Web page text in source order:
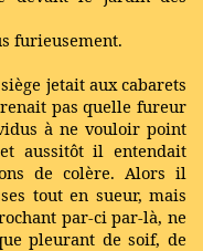
furieusement.
jetait aux cabarets
pas quelle fureur
à ne vouloir point
aussitôt il entendait
de colère. Alors il
tout en sueur, mais
par-ci par-là, ne
pleurant de soif, de